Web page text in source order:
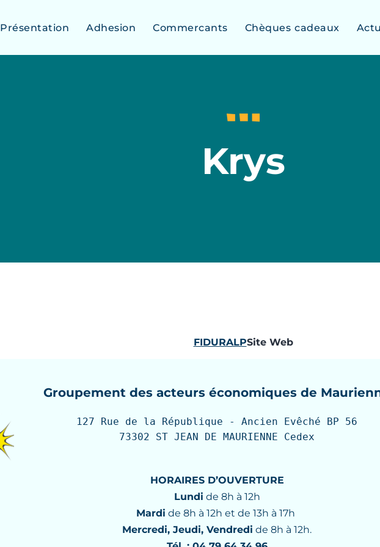
Présentation Adhesion Commercants Chèques cadeaux
Krys
FIDURALPSite Web
Groupement des acteurs économiques de
127 Rue de la République - Ancien Evêché BP 56
73302 ST JEAN DE MAURIENNE Cedex
HORAIRES D’OUVERTURE
Lundi de 8h à 12h
Mardi de 8h à 12h et de 13h à 17h
Mercredi, Jeudi, Vendredi de 8h à 12h.